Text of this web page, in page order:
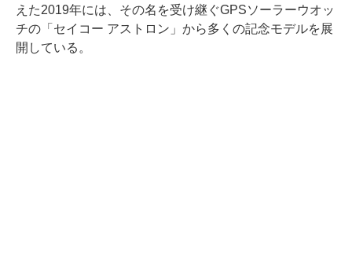
えた2019年には、その名を受け継ぐGPSソーラーウオッ
チの「セイコー アストロン」から多くの記念モデルを展
開している。